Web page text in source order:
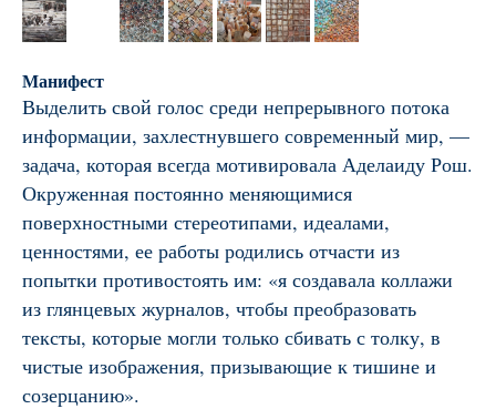
Манифест
Выделить свой голос среди непрерывного потока
информации, захлестнувшего современный мир, —
задача, которая всегда мотивировала Аделаиду Рош.
Окруженная постоянно меняющимися
поверхностными стереотипами, идеалами,
ценностями, ее работы родились отчасти из
попытки противостоять им: «я создавала коллажи
из глянцевых журналов, чтобы преобразовать
тексты, которые могли только сбивать с толку, в
чистые изображения, призывающие к тишине и
созерцанию».